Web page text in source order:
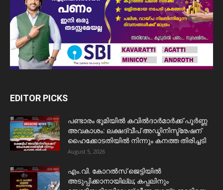
EDITOR PICKS
പണ്ടാരം ഭൂമിയിൽ കവിൽദാർമാർക്ക് പൂർണ്ണ
അവകാശം: ലക്ഷദ്വീപ് അഡ്മിനിസ്ട്രേഷന്
ഹൈക്കോടതിയിൽ നിന്നും കനത്ത തിരിച്ചടി
August 5, 2026
​എം.വി. കോറൽസ് ജെട്ടിയിൽ
അടുപ്പിക്കാനായില്ല; കപ്പലിനും